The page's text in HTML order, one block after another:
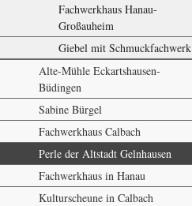
Fachwerkhaus Hanau-
Großauheim
Giebel mit Schmuckfachwerk
Alte-Mühle Eckartshausen-
Büdingen
Sabine Bürgel
Fachwerkhaus Calbach
Perle der Altstadt Gelnhausen
Fachwerkhaus in Hanau
Kulturscheune in Calbach